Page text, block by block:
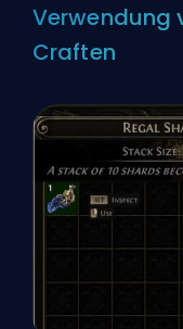
Verwendung
Craften